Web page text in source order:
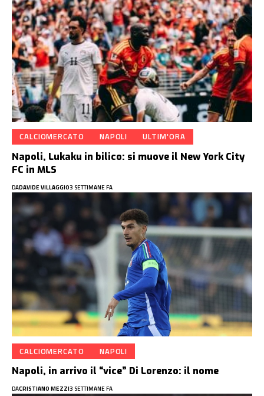
CALCIOMERCATO NAPOLI ULTIM'ORA
Napoli, Lukaku in bilico: si muove il New York City
FC in MLS
DADAVIDE VILLAGGIO3 SETTIMANE FA
CALCIOMERCATO NAPOLI
Napoli, in arrivo il “vice” Di Lorenzo: il nome
DACRISTIANO MEZZI3 SETTIMANE FA